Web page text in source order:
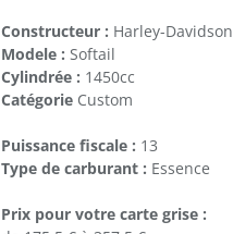
Constructeur : Harley-Davidson
Modele : Softail
Cylindrée : 1450cc
CatégorieCustom
Puissance fiscale : 13
Type de carburant : Essence
Prix pour votre carte grise :